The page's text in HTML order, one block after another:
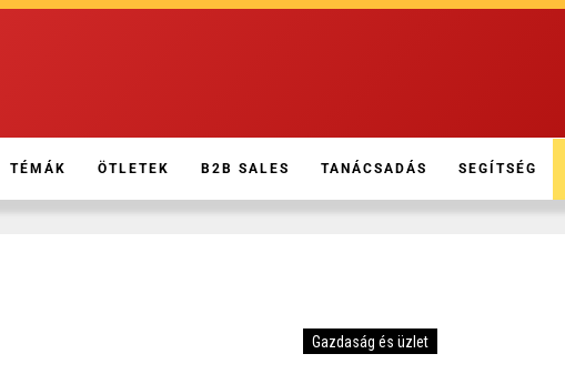
TÉMÁK ÖTLETEK B2B SALES TANÁCSADÁS SEGÍTSÉG
Gazdaság és üzlet